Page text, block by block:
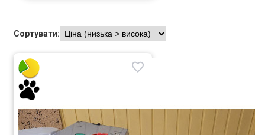
Сортувати: